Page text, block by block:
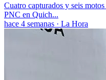
Cuatro capturados y seis
PNC en Quich...
hace 4 semanas · La Hora